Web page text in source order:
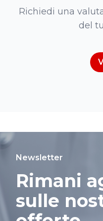
Richiedi una
del
Newsletter
Rimani
sulle